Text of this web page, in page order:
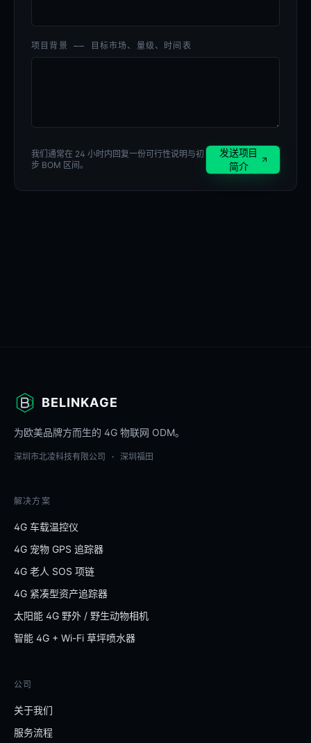
项目背景 —— 目标市场、量级、时间表
我们通常在 24 小时内回复一份可行性说明与初
步 BOM 区间。
发送项目
简介
BELINKAGE
为欧美品牌方而生的 4G 物联网 ODM。
深圳市北凌科技有限公司 · 深圳福田
解决方案
4G 车载温控仪
4G 宠物 GPS 追踪器
4G 老人 SOS 项链
4G 紧凑型资产追踪器
太阳能 4G 野外 / 野生动物相机
智能 4G + Wi-Fi 草坪喷水器
公司
关于我们
服务流程